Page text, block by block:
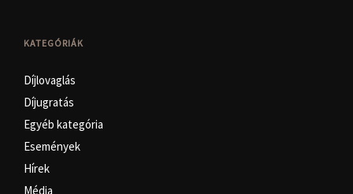
KATEGÓRIÁK
Díjlovaglás
Díjugratás
Egyéb kategória
Események
Hírek
Média